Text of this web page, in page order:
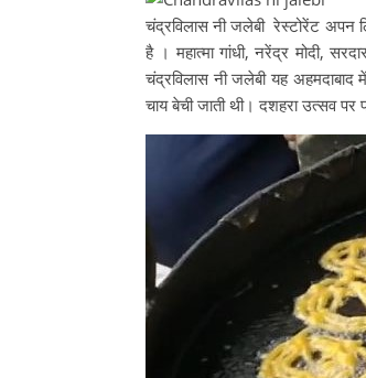
चंद्रविलास नी जलेबी रेस्टोरेंट अपन
है । महात्मा गांधी, नरेंद्र मोदी,
चंद्रविलास नी जलेबी यह
चाय बेची जाती थी। दशहरा उत्सव पर